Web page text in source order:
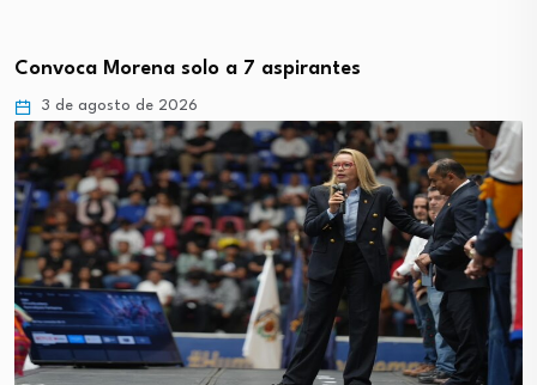
Convoca Morena solo a 7 aspirantes
3 de agosto de 2026